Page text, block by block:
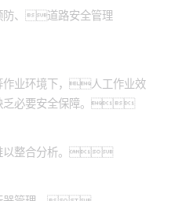
、道路安全管理
业环境下，人工作业效
必要安全保障。
以整合分析。